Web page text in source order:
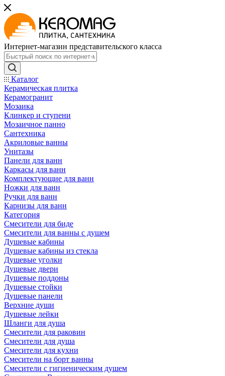
Интернет-магазин представительского класса
Каталог
Керамическая плитка
Керамогранит
Мозаика
Клинкер и ступени
Мозаичное панно
Сантехника
Акриловые ванны
Унитазы
Панели для ванн
Каркасы для ванн
Комплектующие для ванн
Ножки для ванн
Ручки для ванн
Карнизы для ванн
Категория
Смесители для биде
Смесители для ванны с душем
Душевые кабины
Душевые кабины из стекла
Душевые уголки
Душевые двери
Душевые поддоны
Душевые стойки
Душевые панели
Верхние души
Душевые лейки
Шланги для душа
Смесители для раковин
Смесители для душа
Смесители для кухни
Смесители на борт ванны
Смесители с гигиеническим душем